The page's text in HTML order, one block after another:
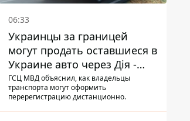
06:33
Украинцы за границей
могут продать оставшиеся в
Украине авто через Дія -
МВД
ГСЦ МВД объяснил, как владельцы
транспорта могут оформить
перерегистрацию дистанционно.